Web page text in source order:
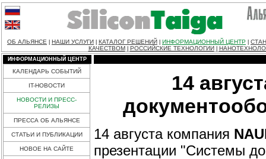
ОБ АЛЬЯНСЕ НАШИ УСЛУГИ КАТАЛОГ РЕШЕНИЙ ИНФОРМАЦИОННЫЙ ЦЕНТР
КАЧЕСТВОМ
РОССИЙСКИЕ ТЕХНОЛОГИИ
ИНФОРМАЦИОННЫЙ ЦЕНТР
КАЛЕНДАРЬ СОБЫТИЙ
IT-НОВОСТИ
НОВОСТИ И ПРЕСС-
РЕЛИЗЫ
ПРЕССА ОБ АЛЬЯНСЕ
СТАТЬИ И ПУБЛИКАЦИИ
НОВОЕ НА САЙТЕ
14
14 августа компания
презентации "Cистемы